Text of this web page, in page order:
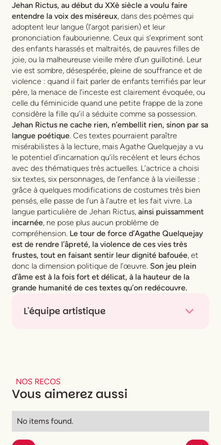
Jehan Rictus, au début du XXè siècle a voulu faire
entendre la voix des miséreux, dans des poèmes qui
adoptent leur langue (l’argot parisien) et leur
prononciation faubourienne. Ceux qui s’expriment sont
des enfants harassés et maltraités, de pauvres filles de
joie, ou la malheureuse vieille mère d’un guillotiné. Leur
vie est sombre, désespérée, pleine de souffrance et de
violence : quand il fait parler de enfants terrifiés par leur
père, la menace de l’inceste est clairement évoquée, ou
celle du féminicide quand une petite frappe de la zone
considère la fille qu’il a séduite comme sa possession.
Jehan Rictus ne cache rien, n’embellit rien, sinon par sa
langue poétique. Ces textes pourraient paraître
misérabilistes à la lecture, mais Agathe Quelquejay a vu
le potentiel d’incarnation qu’ils recèlent et leurs échos
avec des thématiques très actuelles. L’actrice a choisi
six textes, six personnages, de l’enfance à la vieillesse :
grâce à quelques modifications de costumes très bien
pensés, elle passe de l’un à l’autre et les fait vivre. La
langue particulière de Jehan Rictus, ainsi puissamment
incarnée, ne pose plus aucun problème de
compréhension. Le tour de force d’Agathe Quelquejay
est de rendre l’âpreté, la violence de ces vies très
frustes, tout en faisant sentir leur dignité bafouée, et
donc la dimension politique de l’œuvre. Son jeu plein
d’âme est à la fois fort et délicat, à la hauteur de la
grande humanité de ces textes qu’on redécouvre.
L'équipe artistique
NOS RECOS
Vous aimerez aussi
No items found.